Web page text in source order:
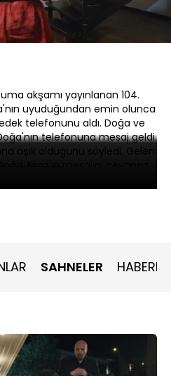
Hızı
akşamı yayınlanan 104.
uyuduğundan emin olunca
telefonunu aldı. Doğa ve
telefonuna mesaj geldi.
aşık olduğunu söyledi. Gelen
Firaz'ın mesajını cevapsız
SAHNELER